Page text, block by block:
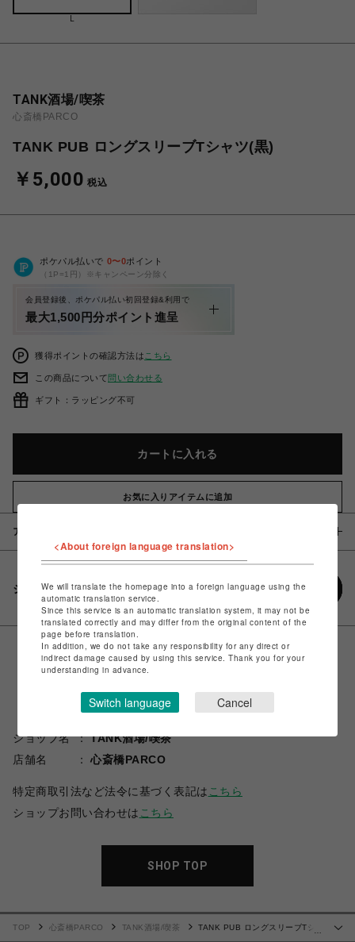
TANK酒場/喫茶
心斎橋PARCO
TANK PUB ロングスリーブTシャツ(黒)
￥5,000 税込
ポケパル払いで 0〜0ポイント
（1P=1円）※キャンペーン分除く
会員登録後、ポケパル払い初回登録&利用で
最大1,500円分ポイント進呈
獲得ポイントの確認方法は こちら
この商品について問い合わせる
ギフト：ラッピング不可
カートに入れる
お気に入りアイテムに追加
アイテム説明 / 素材
シェアする
ショップ名
TANK酒場/喫茶
店舗名
心斎橋PARCO
特定商取引法など法令に基づく表記は こちら
ショップお問い合わせは こちら
SHOP TOP
TOP 心斎橋PARCO TANK酒場/喫茶
TANK PUB ロングスリーブTシ
<About foreign language translation>
We will translate the homepage into a foreign language using the
automatic translation service.
Since this service is an automatic translation system, it may not be
translated correctly and may differ from the original content of the
page before translation.
In addition, we do not take any responsibility for any direct or
indirect damage caused by using this service. Thank you for your
understanding in advance.
Switch language Cancel